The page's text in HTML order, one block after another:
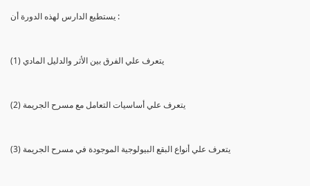
يستطيع الدارس لهذه الدورة أن :
(1) يتعرف علي الفرق بين الأثر والدليل المادي
(2) يتعرف علي أساسيات التعامل مع مسرح الجريمة
(3) يتعرف علي أنواع البقع البيولوجية الموجودة في مسرح الجريمة